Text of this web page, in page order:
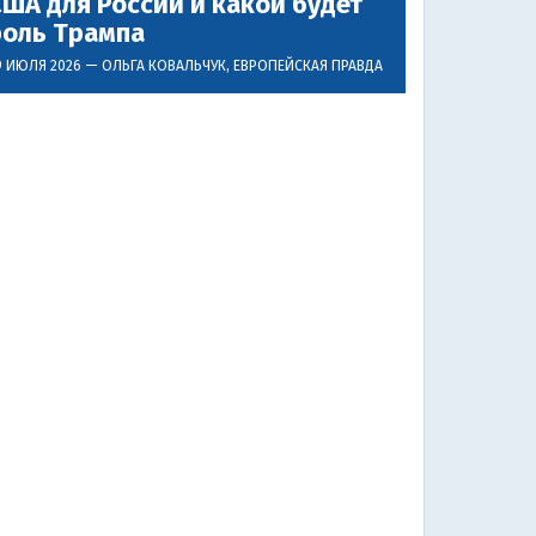
Трампа
ИЮЛЯ 2026 — ОЛЬГА КОВАЛЬЧУК, ЕВРОПЕЙСКАЯ ПРАВДА